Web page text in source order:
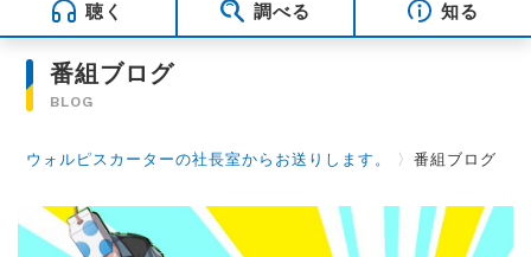
聴く 調べる 知る
番組ブログ
BLOG
ウォルピスカーターの社長室からお送りします。 〉番組ブログ